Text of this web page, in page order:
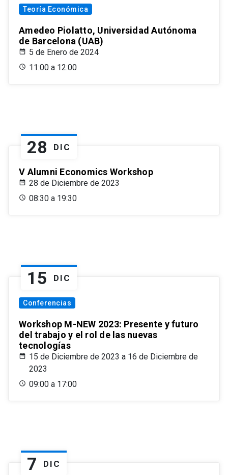
Teoría Económica
Amedeo Piolatto, Universidad Autónoma
de Barcelona (UAB)
5 de Enero de 2024
11:00 a 12:00
28 DIC
V Alumni Economics Workshop
28 de Diciembre de 2023
08:30 a 19:30
15 DIC
Conferencias
Workshop M-NEW 2023: Presente y futuro
del trabajo y el rol de las nuevas
tecnologías
15 de Diciembre de 2023 a 16 de Diciembre de
2023
09:00 a 17:00
7 DIC